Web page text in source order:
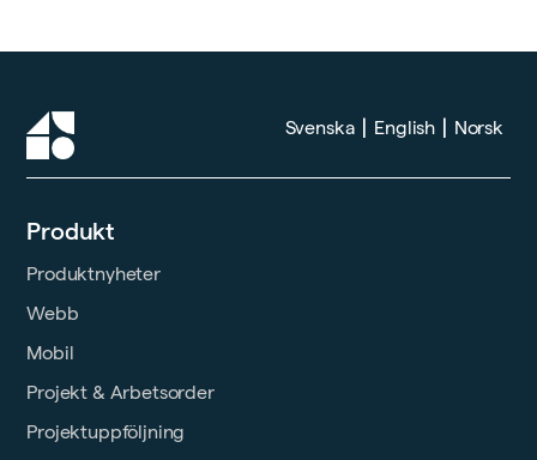
Svenska | English | Norsk
Produkt
Produktnyheter
Webb
Mobil
Projekt & Arbetsorder
Projektuppföljning